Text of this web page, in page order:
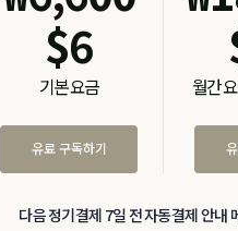
$6
기본 요금
유료 구독하기
월간
다음 정기결제 7일 전 자동결제 안내